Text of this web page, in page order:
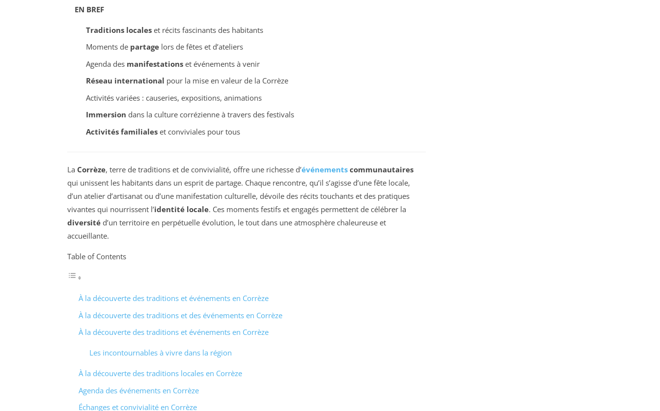
EN BREF
Traditions localeset récits fascinants des habitants
Moments de partagelors de fêtes et d’ateliers
Agenda des manifestationset événements à venir
Réseau international pour la mise en valeur de la Corrèze
Activités variées : causeries, expositions, animations
Immersion dans la culture corrézienne à travers des festivals
Activités familialeset conviviales pour tous
La Corrèze, terre de traditions et de convivialité, offre une richesse d’événements communautaires
qui unissent les habitants dans un esprit de partage. Chaque rencontre, qu’il s’agisse d’une fête locale,
d’un atelier d’artisanat ou d’une manifestation culturelle, dévoile des récits touchants et des pratiques
vivantes qui nourrissent l’identité locale. Ces moments festifs et engagés permettent de célébrer la
diversité d’un territoire en perpétuelle évolution, le tout dans une atmosphère chaleureuse et
accueillante.
Table of Contents
À la découverte des traditions et événements en Corrèze
À la découverte des traditions et des événements en Corrèze
À la découverte des traditions et événements en Corrèze
Les incontournables à vivre dans la région
À la découverte des traditions locales en Corrèze
Agenda des événements en Corrèze
Échanges et convivialité en Corrèze